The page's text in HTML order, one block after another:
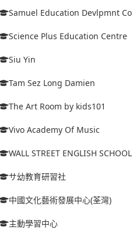
Samuel Education Devlpmnt Co
Science Plus Education Centre
Siu Yin
Tam Sez Long Damien
The Art Room by kids101
Vivo Academy Of Music
WALL STREET ENGLISH
サ幼教育研習社
中國文化藝術發展中心(荃灣)
主動學習中心